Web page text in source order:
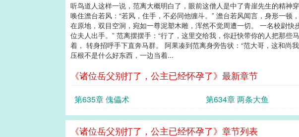
听鸟道人这样一说，范离大概明白了，眼前这僧人是中了青崖先生的精
唤住澹台若风：“若风，住手，不必同他缠斗。” 澹台若风闻言，身形一
在原地，双目空洞，宛如一尊泥塑木雕，浑然不觉周遭一切。 一名校尉
位夫人出手。” 范离摆摆手：“行了，这里交给我，你赶快带你的人把那
着， 转身招呼手下直奔马群。 阿果凑到范离身旁告状：“范大哥，这和
压根不是什么好东西，一边当着...
《诸位岳父别打了，公主已经怀孕了》最新章节
第635章 傀儡术 第634章 两条大鱼
《诸位岳父别打了，公主已经怀孕了》章节列表